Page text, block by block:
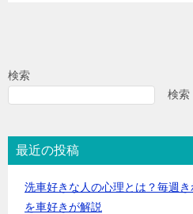
検索
検索
最近の投稿
洗車好きな人の心理とは？毎週
を車好きが解説